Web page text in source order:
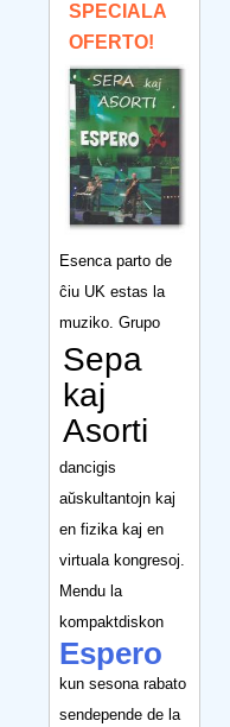
SPECIALA
OFERTO!
Esenca parto de
ĉiu UK estas la
muziko. Grupo
Sepa
kaj
Asorti
dancigis
aŭskultantojn kaj
en fizika kaj en
virtuala kongresoj.
Mendu la
kompaktdiskon
Espero
kun sesona rabato
sendepende de la